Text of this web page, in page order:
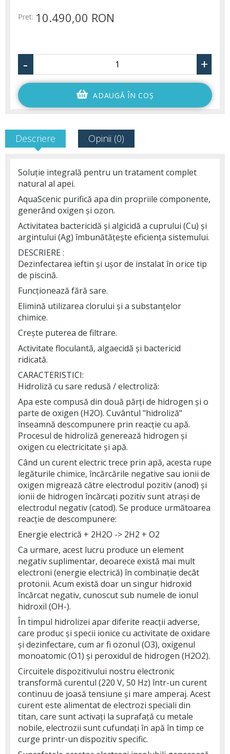
Pret: 10.490,00 RON
- +
ADAUGĂ ÎN COŞ
Descriere Opinii (0)
Soluție integrală pentru un tratament complet
natural al apei.
AquaScenic purifică apa din propriile componente,
generând oxigen și ozon.
Activitatea bactericidă și algicidă a cuprului (Cu) și
argintului (Ag) îmbunătățește eficiența sistemului.
DESCRIERE :
Dezinfectarea ieftin și ușor de instalat în orice tip
de piscină.
Funcționează fără sare.
Elimină utilizarea clorului și a substanțelor
chimice.
Crește puterea de filtrare.
Activitate floculantă, algaecidă și bactericid
ridicată.
CARACTERISTICI:
Hidroliză cu sare redusă / electroliză:
Apa este compusă din două părți de hidrogen și o
parte de oxigen (H2O). Cuvântul "hidroliză"
înseamnă descompunere prin reacție cu apă.
Procesul de hidroliză generează hidrogen și
oxigen cu electricitate și apă.
Când un curent electric trece prin apă, acesta rupe
legăturile chimice, încărcările negative sau ionii de
oxigen migrează către electrodul pozitiv (anod) și
ionii de hidrogen încărcați pozitiv sunt atrași de
electrodul negativ (catod). Se produce următoarea
reacție de descompunere:
Energie electrică + 2H2O -> 2H2 + O2
Ca urmare, acest lucru produce un element
negativ suplimentar, deoarece există mai mult
electroni (energie electrică) în combinație decât
protonii. Acum există doar un singur hidroxid
încărcat negativ, cunoscut sub numele de ionul
hidroxil (OH-).
În timpul hidrolizei apar diferite reacții adverse,
care produc și specii ionice cu activitate de oxidare
și dezinfectare, cum ar fi ozonul (O3), oxigenul
monoatomic (O1) și peroxidul de hidrogen (H2O2).
Circuitele dispozitivului nostru electronic
transformă curentul (220 V, 50 Hz) într-un curent
continuu de joasă tensiune și mare amperaj. Acest
curent este alimentat de electrozi speciali din
titan, care sunt activați la suprafață cu metale
nobile, electrozii sunt cufundați în apă în timp ce
curge printr-un dispozitiv specific.